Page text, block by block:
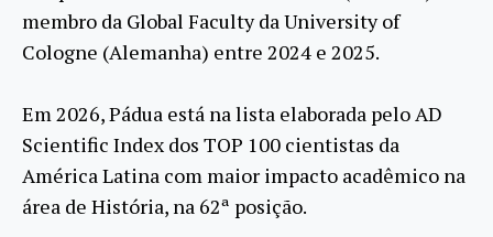
membro da Global Faculty da University of
Cologne (Alemanha) entre 2024 e 2025.
Em 2026, Pádua está na lista elaborada pelo AD
Scientific Index dos TOP 100 cientistas da
América Latina com maior impacto acadêmico na
área de História, na 62ª posição.